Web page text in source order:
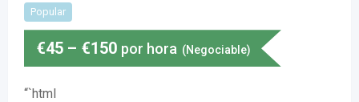
Popular
€45 – €150 por hora (Negociable)
“`html